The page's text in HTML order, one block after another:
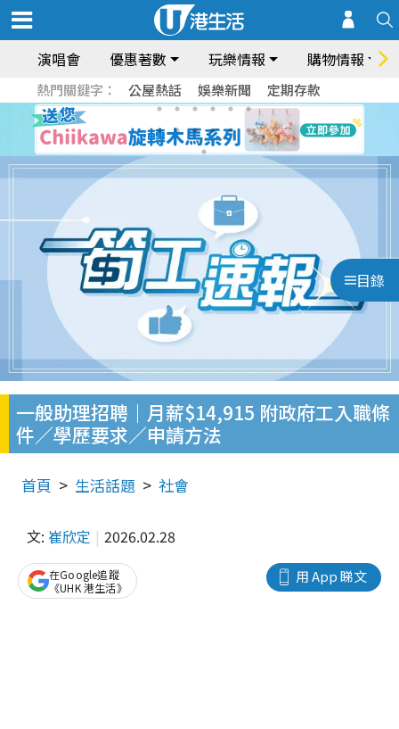
演唱會 優惠著數 玩樂情報 購物情報
熱門關鍵字： 公屋熱話 娛樂新聞 定期存款
目錄
一般助理招聘｜月薪$14,915 附政府工入職條
件／學歷要求／申請方法
首頁 生活話題 社會
文: 崔欣定 2026.02.28
用 App 睇文
在Google追蹤
《UHK 港生活》